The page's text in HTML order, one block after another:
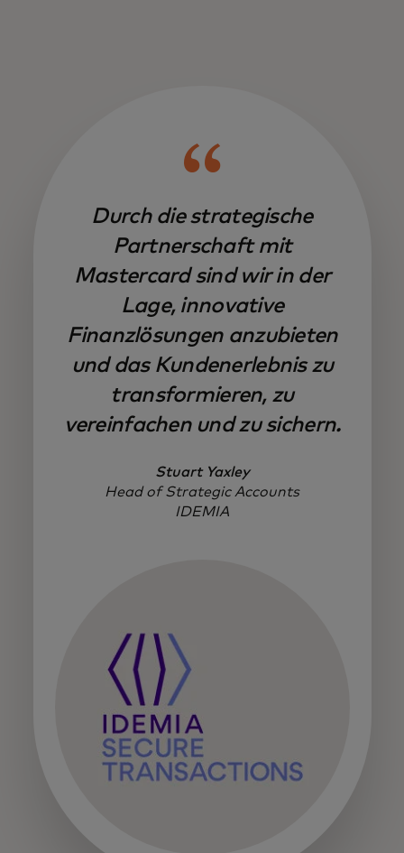
Durch die strategische
Partnerschaft mit
Mastercard sind wir in der
Lage, innovative
Finanzlösungen anzubieten
und das Kundenerlebnis zu
transformieren, zu
vereinfachen und zu sichern.
Stuart Yaxley
Head of Strategic Accounts
IDEMIA